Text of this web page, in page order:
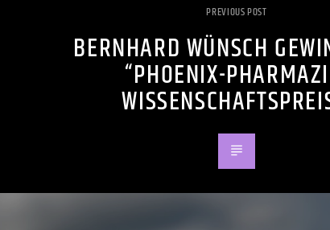
PREVIOUS POST
BERNHARD WÜNSCH
“PHOENIX-